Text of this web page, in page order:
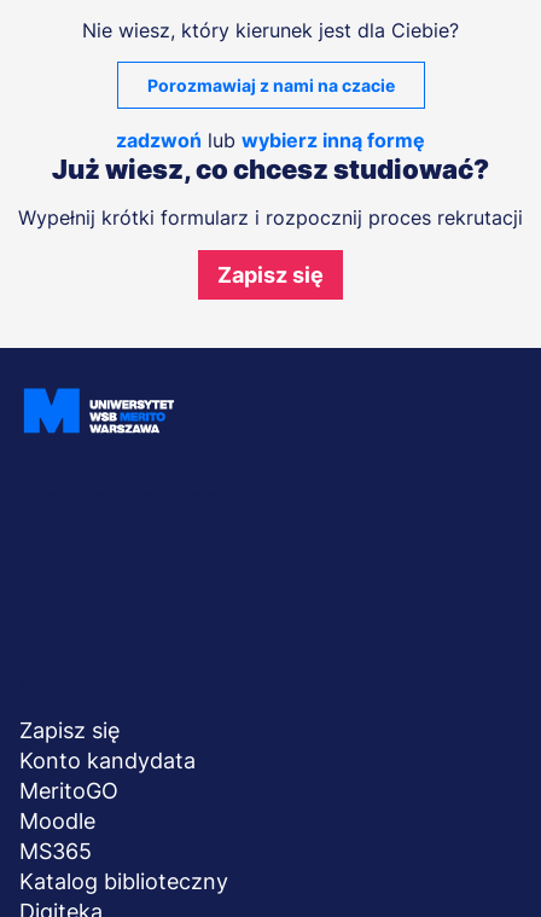
Nie wiesz, który kierunek jest dla Ciebie?
Porozmawiaj z nami na czacie
zadzwoń lub wybierz inną formę
Już wiesz, co chcesz studiować?
Wypełnij krótki formularz i rozpocznij proces rekrutacji
Zapisz się
stopka
Zapisz się
Konto kandydata
MeritoGO
Moodle
MS365
Katalog biblioteczny
Digiteka